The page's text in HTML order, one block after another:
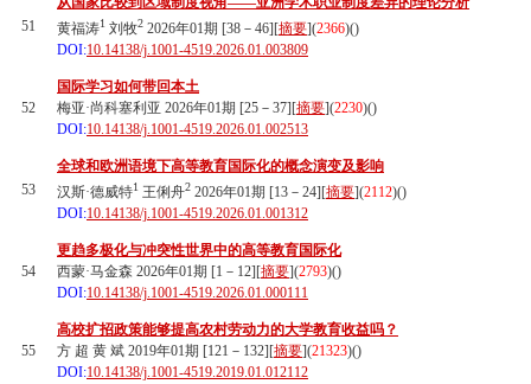
51
黄福涛1 刘牧2 2026年01期 [38－46][摘要](2366)()
DOI:10.14138/j.1001-4519.2026.01.003809
52
国际学习如何带回本土
梅亚·尚科塞利亚 2026年01期 [25－37][摘要](2230)()
DOI:10.14138/j.1001-4519.2026.01.002513
53
全球和欧洲语境下高等教育国际化的概念演变及影响
汉斯·德威特1 王俐舟2 2026年01期 [13－24][摘要](2112)()
DOI:10.14138/j.1001-4519.2026.01.001312
54
更趋多极化与冲突性世界中的高等教育国际化
西蒙·马金森 2026年01期 [1－12][摘要](2793)()
DOI:10.14138/j.1001-4519.2026.01.000111
55
高校扩招政策能够提高农村劳动力的大学教育收益吗？
方 超 黄 斌 2019年01期 [121－132][摘要](21323)()
DOI:10.14138/j.1001-4519.2019.01.012112